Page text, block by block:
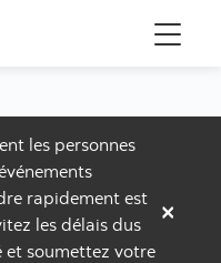
Menu
les personnes
rapidement est
les délais dus
et soumettez votre
×